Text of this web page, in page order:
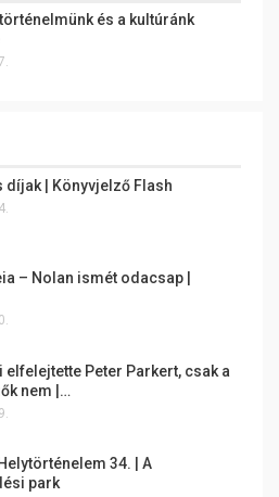
és a kultúránk
díjak | Könyvjelző Flash
– Nolan ismét odacsap |
elfelejtette Peter Parkert, csak a
nem |…
34. | A
park